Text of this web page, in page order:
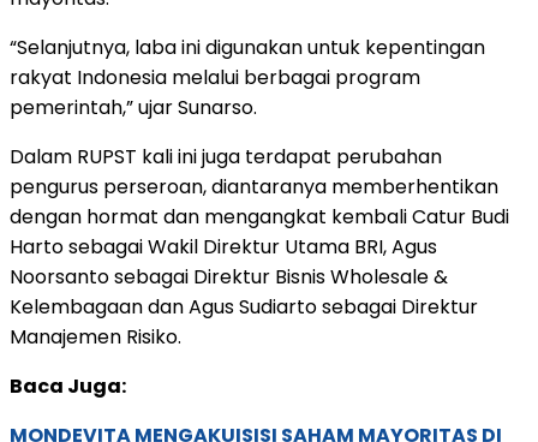
“Selanjutnya, laba ini digunakan untuk kepentingan
rakyat Indonesia melalui berbagai program
pemerintah,” ujar Sunarso.
Dalam RUPST kali ini juga terdapat perubahan
pengurus perseroan, diantaranya memberhentikan
dengan hormat dan mengangkat kembali Catur Budi
Harto sebagai Wakil Direktur Utama BRI, Agus
Noorsanto sebagai Direktur Bisnis Wholesale &
Kelembagaan dan Agus Sudiarto sebagai Direktur
Manajemen Risiko.
Baca Juga:
MONDEVITA MENGAKUISISI SAHAM MAYORITAS DI